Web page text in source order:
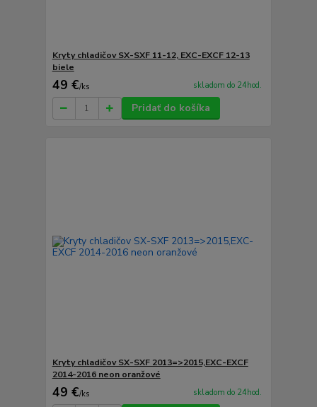
Kryty chladičov SX-SXF 11-12, EXC-EXCF 12-13
biele
49 €/ks skladom do 24hod.
Pridať do košíka
Kryty chladičov SX-SXF 2013=>2015,EXC-EXCF
2014-2016 neon oranžové
49 €/ks skladom do 24hod.